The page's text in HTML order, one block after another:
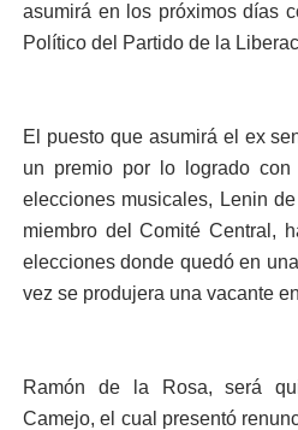
asumirá en los próximos días
Político del Partido de la
El puesto que asumirá el ex
un premio por lo logrado
elecciones musicales, Lenin
miembro del Comité Central,
elecciones donde quedó en
vez se produjera una vacante
Ramón de la Rosa, será
Camejo, el cual presentó